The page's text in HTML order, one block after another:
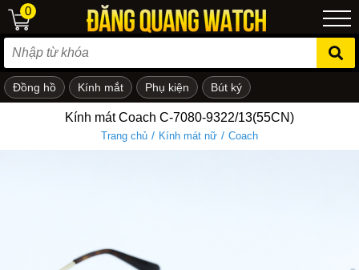
em
0
Đồng hồ Kính mắt Phụ kiện Bút ký
Kính mát Coach C-7080-9322/13(55CN)
Trang chủ / Kính mát nữ / Coach